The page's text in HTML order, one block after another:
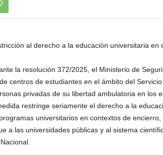
al derecho a la educación universitaria en
la resolución 372/2025, el Ministerio de
centros de estudiantes en el ámbito del
privadas de su libertad ambulatoria en los
restringe seriamente el derecho a la
universitarios en contextos de
a las universidades públicas y al sistema